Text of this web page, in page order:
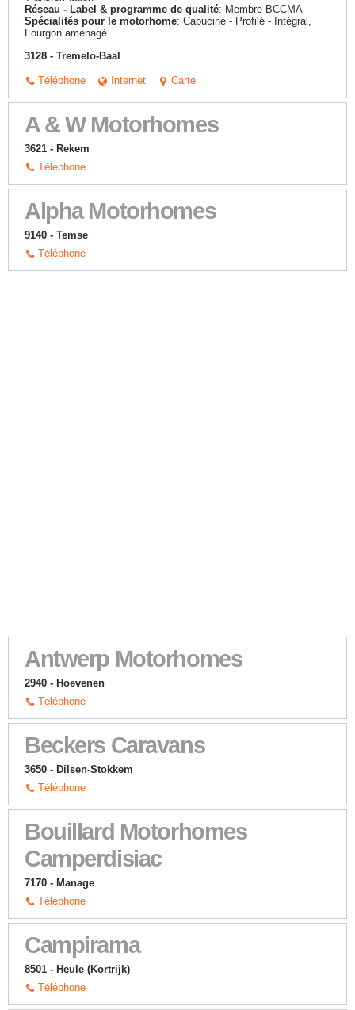
Réseau - Label & programme de qualité: Membre BCCMA
Spécialités pour le motorhome: Capucine - Profilé - Intégral,
Fourgon aménagé
3128 - Tremelo-Baal
Téléphone Internet Carte
A & W Motorhomes
3621 - Rekem
Téléphone
Alpha Motorhomes
9140 - Temse
Téléphone
Antwerp Motorhomes
2940 - Hoevenen
Téléphone
Beckers Caravans
3650 - Dilsen-Stokkem
Téléphone
Bouillard Motorhomes
Camperdisiac
7170 - Manage
Téléphone
Campirama
8501 - Heule (Kortrijk)
Téléphone